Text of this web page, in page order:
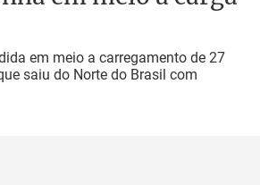
em meio a carregamento de 27
saiu do Norte do Brasil com